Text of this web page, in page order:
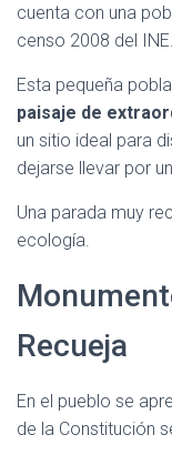
cuenta con una
censo 2008 del
Esta pequeña
paisaje de
un sitio ideal para
dejarse llevar por
Una parada muy
ecología.
Recueja
En el pueblo se
de la Constitución